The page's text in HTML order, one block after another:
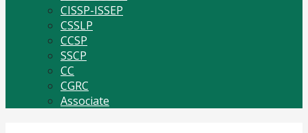
CISSP-ISSEP
CSSLP
CCSP
SSCP
CC
CGRC
Associate